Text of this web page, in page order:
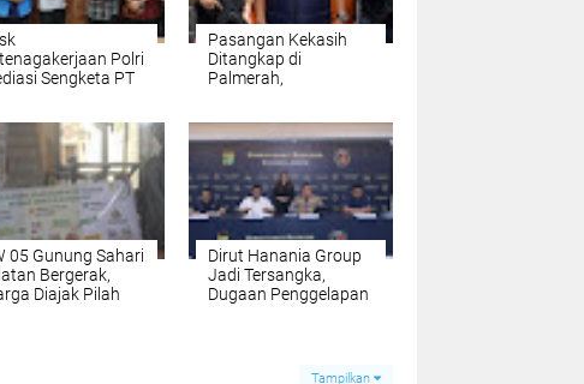
Polri
Sengketa PT
Rp10 Miliar
Dibayarkan
‎Pasangan Kekasih
Ditangkap di
Palmerah,
dan Peralatan Diduga
untuk Edar Narkoba‎
05 Gunung Sahari
Bergerak,
Diajak Pilah
Dirut Hanania Group
Jadi Tersangka,
Dugaan Penggelapan
Tampilkan